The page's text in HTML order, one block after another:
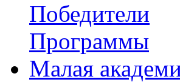
Победители
Программы
Малая